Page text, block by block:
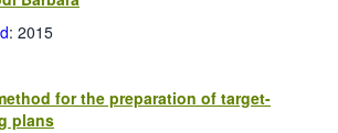
: 2015
for the preparation of target-
plans